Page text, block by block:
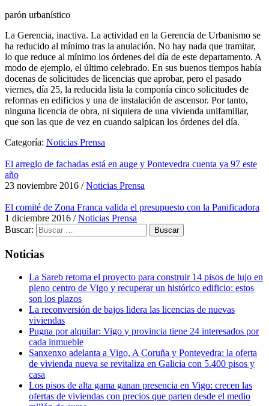
parón urbanístico
La Gerencia, inactiva. La actividad en la Gerencia de Urbanismo se
ha reducido al mínimo tras la anulación. No hay nada que tramitar,
lo que reduce al mínimo los órdenes del día de este departamento. A
modo de ejemplo, el último celebrado. En sus buenos tiempos había
docenas de solicitudes de licencias que aprobar, pero el pasado
viernes, día 25, la reducida lista la componía cinco solicitudes de
reformas en edificios y una de instalación de ascensor. Por tanto,
ninguna licencia de obra, ni siquiera de una vivienda unifamiliar,
que son las que de vez en cuando salpican los órdenes del día.
Categoría: Noticias Prensa
El arreglo de fachadas está en auge y Pontevedra cuenta ya 97 este
año
23 noviembre 2016 /Noticias Prensa
El comité de Zona Franca valida el presupuesto con la Panificadora
1 diciembre 2016 /Noticias Prensa
Buscar:
Noticias
La Sareb retoma el proyecto para construir 14 pisos de lujo en
pleno centro de Vigo y recuperar un histórico edificio: estos
son los plazos
La reconversión de bajos lidera las licencias de nuevas
viviendas
Pugna por alquilar: Vigo y provincia tiene 24 interesados por
cada inmueble
Sanxenxo adelanta a Vigo, A Coruña y Pontevedra: la oferta
de vivienda nueva se revitaliza en Galicia con 5.400 pisos y
casa
Los pisos de alta gama ganan presencia en Vigo: crecen las
ofertas de viviendas con precios que parten desde el medio